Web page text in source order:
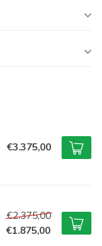
€3.375,00
€2.375,00
€1.875,00